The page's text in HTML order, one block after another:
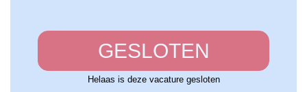
GESLOTEN
Helaas is deze vacature gesloten